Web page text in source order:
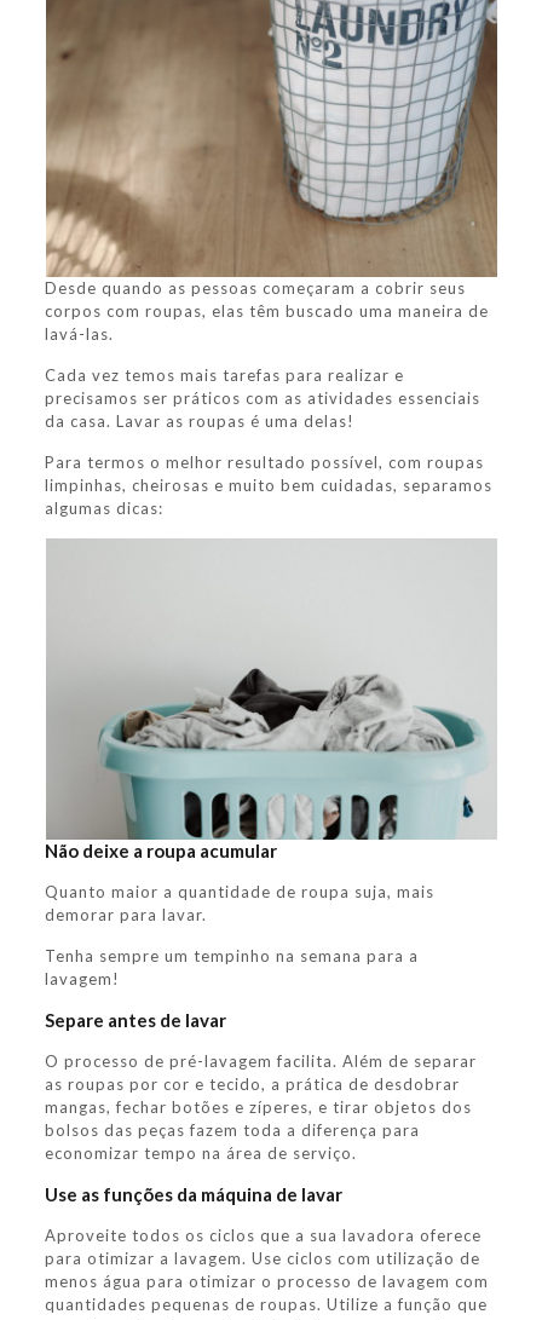
Desde quando as pessoas começaram a cobrir seus
corpos com roupas, elas têm buscado uma maneira de
lavá-las.
Cada vez temos mais tarefas para realizar e
precisamos ser práticos com as atividades essenciais
da casa. Lavar as roupas é uma delas!
Para termos o melhor resultado possível, com roupas
limpinhas, cheirosas e muito bem cuidadas, separamos
algumas dicas:
Não deixe a roupa acumular
Quanto maior a quantidade de roupa suja, mais
demorar para lavar.
Tenha sempre um tempinho na semana para a
lavagem!
Separe antes de lavar
O processo de pré-lavagem facilita. Além de separar
as roupas por cor e tecido, a prática de desdobrar
mangas, fechar botões e zíperes, e tirar objetos dos
bolsos das peças fazem toda a diferença para
economizar tempo na área de serviço.
Use as funções da máquina de lavar
Aproveite todos os ciclos que a sua lavadora oferece
para otimizar a lavagem. Use ciclos com utilização de
menos água para otimizar o processo de lavagem com
quantidades pequenas de roupas. Utilize a função que